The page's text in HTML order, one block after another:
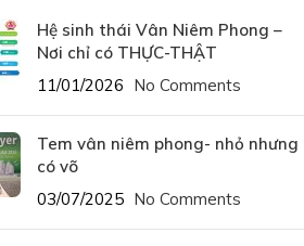
Hệ sinh thái Vân Niêm Phong –
Nơi chỉ có THỰC-THẬT
11/01/2026 No Comments
Tem vân niêm phong- nhỏ nhưng
có võ
03/07/2025 No Comments